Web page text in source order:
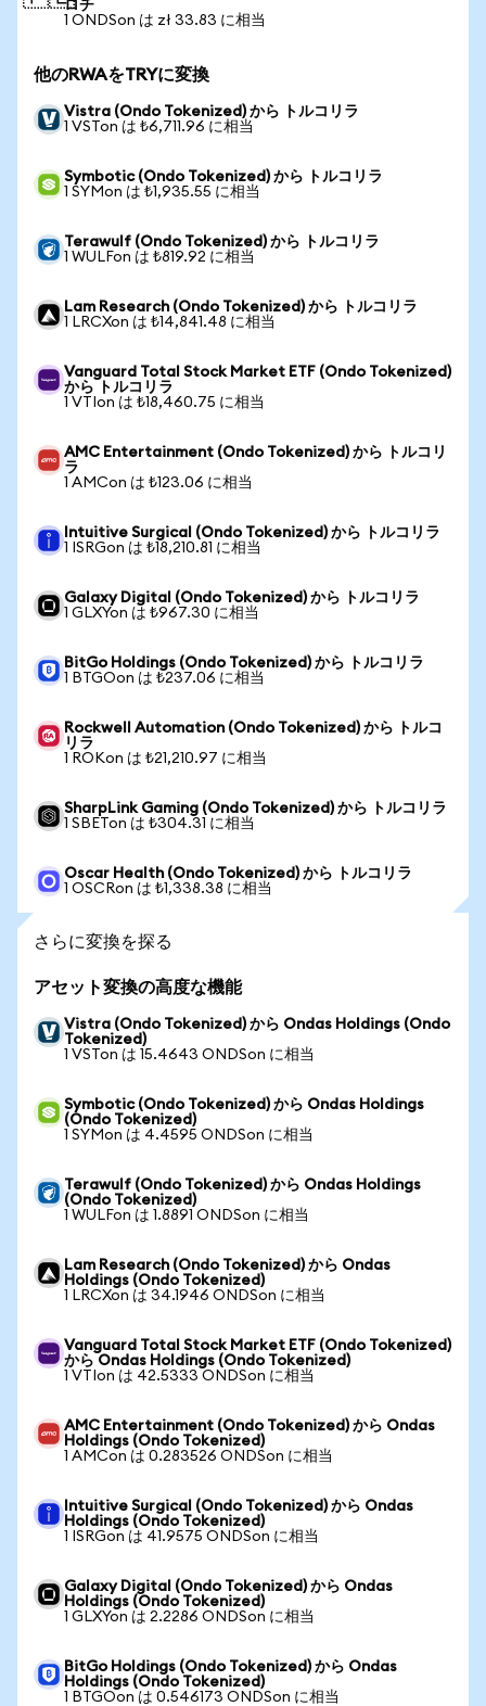
ロチ
1 ONDSon は zł 33.83 に相当
他のRWAをTRYに変換
Vistra (Ondo Tokenized) から トルコリラ
1 VSTon は ₺6,711.96 に相当
Symbotic (Ondo Tokenized) から トルコリラ
1 SYMon は ₺1,935.55 に相当
Terawulf (Ondo Tokenized) から トルコリラ
1 WULFon は ₺819.92 に相当
Lam Research (Ondo Tokenized) から トルコリラ
1 LRCXon は ₺14,841.48 に相当
Vanguard Total Stock Market ETF (Ondo Tokenized)
から トルコリラ
1 VTIon は ₺18,460.75 に相当
AMC Entertainment (Ondo Tokenized) から トルコリ
ラ
1 AMCon は ₺123.06 に相当
Intuitive Surgical (Ondo Tokenized) から トルコリラ
1 ISRGon は ₺18,210.81 に相当
Galaxy Digital (Ondo Tokenized) から トルコリラ
1 GLXYon は ₺967.30 に相当
BitGo Holdings (Ondo Tokenized) から トルコリラ
1 BTGOon は ₺237.06 に相当
Rockwell Automation (Ondo Tokenized) から トルコ
リラ
1 ROKon は ₺21,210.97 に相当
SharpLink Gaming (Ondo Tokenized) から トルコリラ
1 SBETon は ₺304.31 に相当
Oscar Health (Ondo Tokenized) から トルコリラ
1 OSCRon は ₺1,338.38 に相当
さらに変換を探る
アセット変換の高度な機能
Vistra (Ondo Tokenized) から Ondas Holdings (Ondo
Tokenized)
1 VSTon は 15.4643 ONDSon に相当
Symbotic (Ondo Tokenized) から Ondas Holdings
(Ondo Tokenized)
1 SYMon は 4.4595 ONDSon に相当
Terawulf (Ondo Tokenized) から Ondas Holdings
(Ondo Tokenized)
1 WULFon は 1.8891 ONDSon に相当
Lam Research (Ondo Tokenized) から Ondas
Holdings (Ondo Tokenized)
1 LRCXon は 34.1946 ONDSon に相当
Vanguard Total Stock Market ETF (Ondo Tokenized)
から Ondas Holdings (Ondo Tokenized)
1 VTIon は 42.5333 ONDSon に相当
AMC Entertainment (Ondo Tokenized) から Ondas
Holdings (Ondo Tokenized)
1 AMCon は 0.283526 ONDSon に相当
Intuitive Surgical (Ondo Tokenized) から Ondas
Holdings (Ondo Tokenized)
1 ISRGon は 41.9575 ONDSon に相当
Galaxy Digital (Ondo Tokenized) から Ondas
Holdings (Ondo Tokenized)
1 GLXYon は 2.2286 ONDSon に相当
BitGo Holdings (Ondo Tokenized) から Ondas
Holdings (Ondo Tokenized)
1 BTGOon は 0.546173 ONDSon に相当